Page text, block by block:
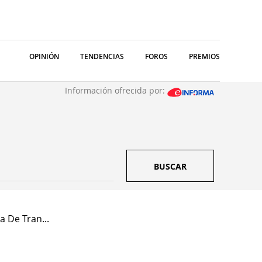
OPINIÓN TENDENCIAS FOROS PREMIOS
Información ofrecida por:
BUSCAR
De Tran...